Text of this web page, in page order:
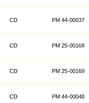
CD PM 44-00037
CD PM 25-00168
CD PM 25-00169
CD PM 44-00048